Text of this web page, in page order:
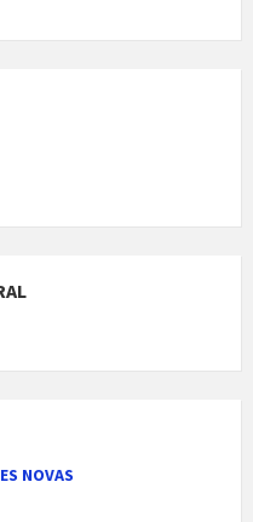
NOVAS